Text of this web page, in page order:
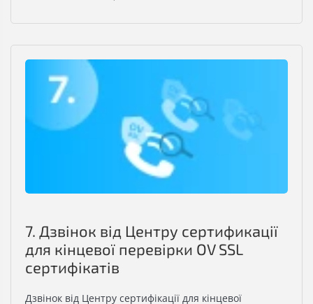
7. Дзвінок від Центру сертификації
для кінцевої перевірки OV SSL
сертифікатів
Дзвінок від Центру сертифікації для кінцевої